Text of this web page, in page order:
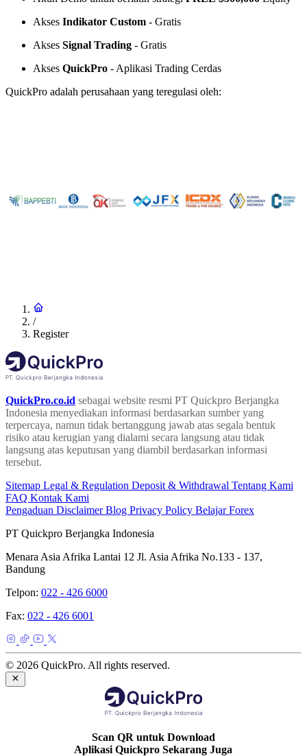
Akses Indikator Custom - Gratis
Akses Signal Trading - Gratis
Akses QuickPro - Aplikasi Trading Cerdas
QuickPro adalah perusahaan yang teregulasi oleh:
/
Register
QuickPro.co.id sebagai website resmi PT Quickpro Berjangka
Indonesia menyediakan informasi berdasarkan sumber yang
terpercaya, namun tidak bertanggung jawab atas segala bentuk
risiko atau kerugian yang dialami secara langsung atau tidak
langsung atas keputusan yang diambil berdasarkan informasi
tersebut.
Sitemap Legal & Regulation Deposit & Withdrawal Tentang Kami
FAQ Kontak Kami
Pengaduan DisclaimerBlog Privacy Policy Belajar Forex
PT Quickpro Berjangka Indonesia
Menara Asia Afrika Lantai 12 Jl. Asia Afrika No.133 - 137,
Bandung
Telpon: 022 - 426 6000
Fax: 022 - 426 6001
© 2026 QuickPro. All rights reserved.
Scan QR untuk Download
Aplikasi Quickpro Sekarang Juga